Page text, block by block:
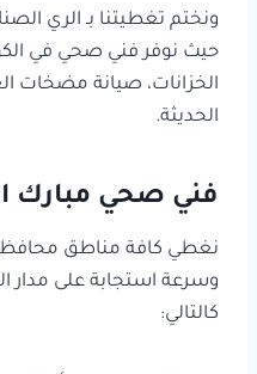
ونختم تغطيتنا بـ الري
حيث نوفر فني صحي في
الخزانات، صيانة مضخات
الحديثة.
فني صحي مبارك
نغطي كافة مناطق محافظة
وسرعة استجابة على مدار
كالتالي: